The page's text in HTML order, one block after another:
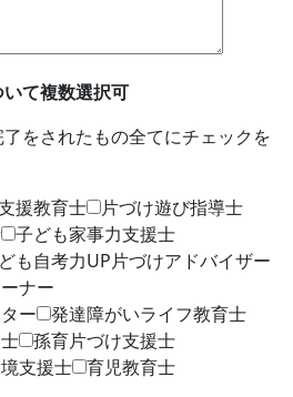
て複数選択可
をされたもの全てにチェックを
援教育士
片づけ遊び指導士
子ども家事力支援士
も自考力UP片づけアドバイザー
ナー
ー
発達障がいライフ教育士
孫育片づけ支援士
支援士 育児教育士